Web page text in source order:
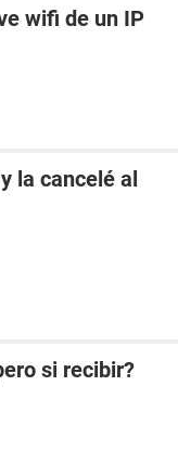
wifi de un IP
la cancelé al
si recibir?